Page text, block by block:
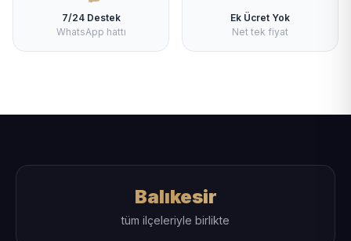
7/24 Destek
WhatsApp hattı
Ek Ücret Yok
Net tek fiyat
Balıkesir
tüm ilçeleriyle birlikte